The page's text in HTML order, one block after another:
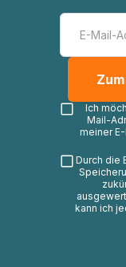
Ich
Mail-
meiner
Durch die
kann ich